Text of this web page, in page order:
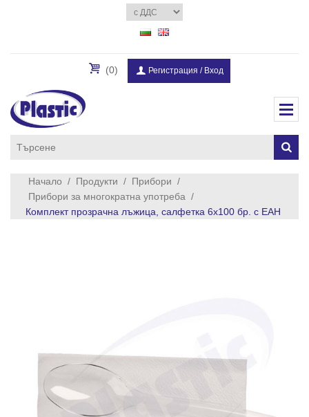
(0) Регистрация / Вход
Начало / Продукти / Прибори /
Прибори за многократна употреба /
Комплект прозрачна лъжица, салфетка 6х100 бр. с ЕАН